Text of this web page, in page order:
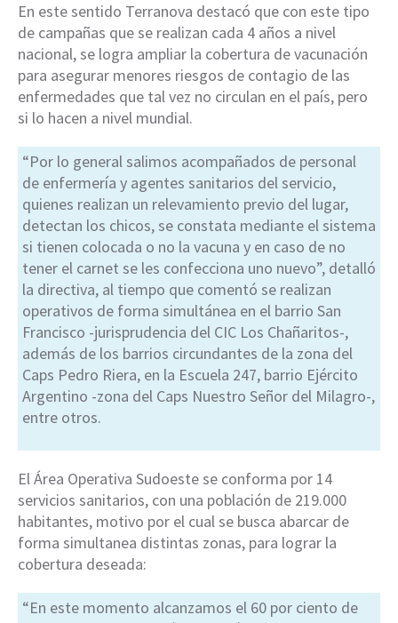
En este sentido Terranova destacó que con este tipo
de campañas que se realizan cada 4 años a nivel
nacional, se logra ampliar la cobertura de vacunación
para asegurar menores riesgos de contagio de las
enfermedades que tal vez no circulan en el país, pero
si lo hacen a nivel mundial.
“Por lo general salimos acompañados de personal
de enfermería y agentes sanitarios del servicio,
quienes realizan un relevamiento previo del lugar,
detectan los chicos, se constata mediante el sistema
si tienen colocada o no la vacuna y en caso de no
tener el carnet se les confecciona uno nuevo”, detalló
la directiva, al tiempo que comentó se realizan
operativos de forma simultánea en el barrio San
Francisco -jurisprudencia del CIC Los Chañaritos-,
además de los barrios circundantes de la zona del
Caps Pedro Riera, en la Escuela 247, barrio Ejército
Argentino -zona del Caps Nuestro Señor del Milagro-,
entre otros.
El Área Operativa Sudoeste se conforma por 14
servicios sanitarios, con una población de 219.000
habitantes, motivo por el cual se busca abarcar de
forma simultanea distintas zonas, para lograr la
cobertura deseada:
“En este momento alcanzamos el 60 por ciento de